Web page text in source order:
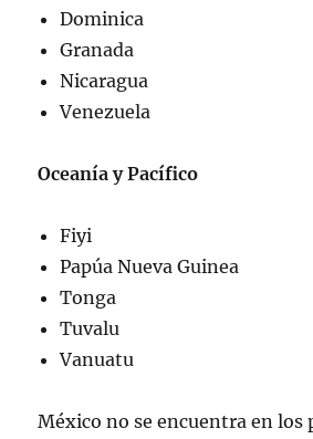
Dominica
Granada
Nicaragua
Venezuela
Oceanía y Pacífico
Fiyi
Papúa Nueva Guinea
Tonga
Tuvalu
Vanuatu
México no se encuentra en los